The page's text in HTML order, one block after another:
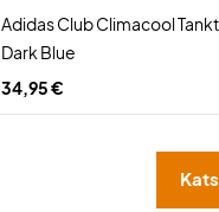
Adidas Club Climacool
Dark Blue
34,95 €